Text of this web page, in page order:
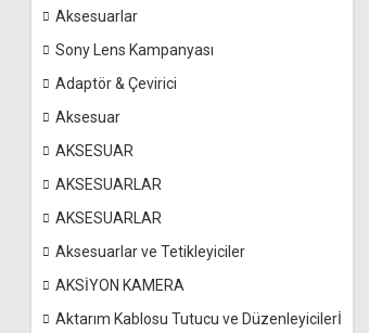
Aksesuarlar
Sony Lens Kampanyası
Adaptör & Çevirici
Aksesuar
AKSESUAR
AKSESUARLAR
AKSESUARLAR
Aksesuarlar ve Tetikleyiciler
AKSİYON KAMERA
Aktarım Kablosu Tutucu ve Düzenleyicilerİ